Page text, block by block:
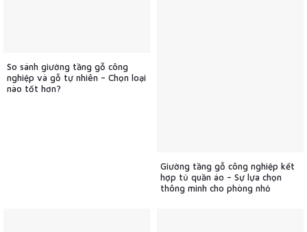
So sánh giường tầng gỗ công
nghiệp và gỗ tự nhiên – Chọn loại
nào tốt hơn?
Giường tầng gỗ công nghiệp kết
hợp tủ quần áo – Sự lựa chọn
thông minh cho phòng nhỏ